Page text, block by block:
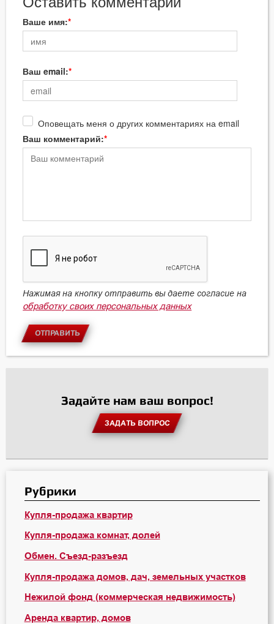
Ваше имя:
Ваш email:
Оповещать меня о других комментариях на email
Ваш комментарий:
Нажимая на кнопку отправить вы даете согласие на
обработку своих персональных данных
ОТПРАВИТЬ
Задайте нам ваш вопрос!
ЗАДАТЬ ВОПРОС
Рубрики
Купля-продажа квартир
Купля-продажа комнат, долей
Обмен. Съезд-разъезд
Купля-продажа домов, дач, земельных участков
Нежилой фонд (коммерческая недвижимость)
Аренда квартир, домов